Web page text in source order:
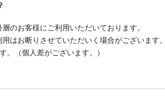
のお客様にご利用いただいております。
はお断りさせていただいく場合がございます。
。（個人差がございます。）